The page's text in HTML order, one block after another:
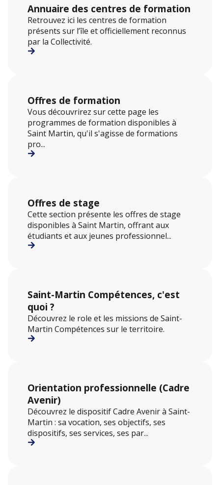
Annuaire des centres de formation
Retrouvez ici les centres de formation
présents sur l’île et officiellement reconnus
par la Collectivité.
Offres de formation
Vous découvrirez sur cette page les
programmes de formation disponibles à
Saint Martin, qu'il s'agisse de formations
pro...
Offres de stage
Cette section présente les offres de stage
disponibles à Saint Martin, offrant aux
étudiants et aux jeunes professionnel...
Saint-Martin Compétences, c'est
quoi ?
Découvrez le role et les missions de Saint-
Martin Compétences sur le territoire.
Orientation professionnelle (Cadre
Avenir)
Découvrez le dispositif Cadre Avenir à Saint-
Martin : sa vocation, ses objectifs, ses
dispositifs, ses services, ses par...